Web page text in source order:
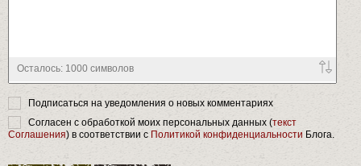
Осталось: 1000 символов
Подписаться на уведомления о новых комментариях
Согласен с обработкой моих персональных данных (текст
Соглашения) в соответствии с Политикой конфиденциальности Блога.